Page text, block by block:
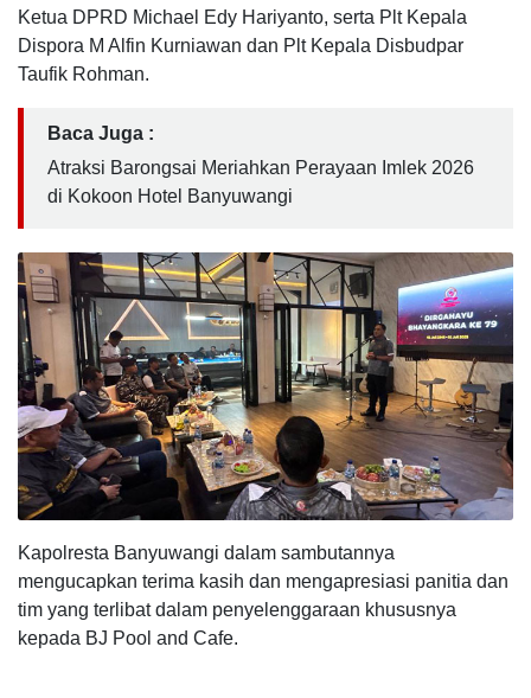
Ketua DPRD Michael Edy Hariyanto, serta Plt Kepala
Dispora M Alfin Kurniawan dan Plt Kepala Disbudpar
Taufik Rohman.
Baca Juga :
Atraksi Barongsai Meriahkan Perayaan Imlek 2026
di Kokoon Hotel Banyuwangi
Kapolresta Banyuwangi dalam sambutannya
mengucapkan terima kasih dan mengapresiasi panitia dan
tim yang terlibat dalam penyelenggaraan khususnya
kepada BJ Pool and Cafe.